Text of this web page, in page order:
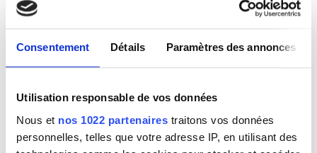
Consentement Détails Paramètres des annonces
Utilisation responsable de vos données
Nous et nos 1022 partenaires traitons vos données
personnelles, telles que votre adresse IP, en utilisant des
Cette clinique exige une documentation médicale
spécifique pour les traitements de dialyse. Vous
pouvez téléverser les documents en ligne ou les
Information & Patient Identification Form
Jours de traitement disponibles